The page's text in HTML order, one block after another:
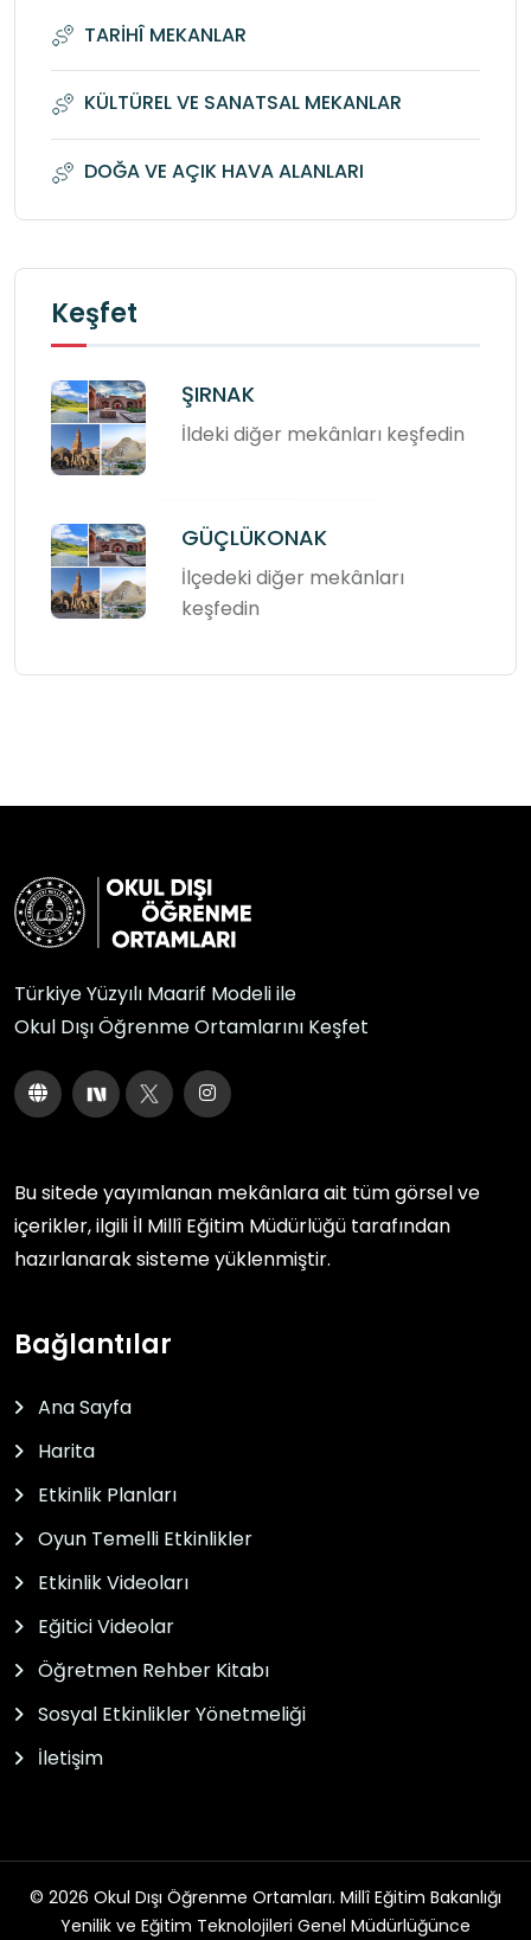
TARİHÎ MEKANLAR
KÜLTÜREL VE SANATSAL MEKANLAR
DOĞA VE AÇIK HAVA ALANLARI
Keşfet
ŞIRNAK
İldeki diğer mekânları keşfedin
GÜÇLÜKONAK
İlçedeki diğer mekânları
keşfedin
Türkiye Yüzyılı Maarif Modeli ile
Okul Dışı Öğrenme Ortamlarını Keşfet
Bu sitede yayımlanan mekânlara ait tüm görsel ve
içerikler, ilgili İl Millî Eğitim Müdürlüğü tarafından
hazırlanarak sisteme yüklenmiştir.
Bağlantılar
Ana Sayfa
Harita
Etkinlik Planları
Oyun Temelli Etkinlikler
Etkinlik Videoları
Eğitici Videolar
Öğretmen Rehber Kitabı
Sosyal Etkinlikler Yönetmeliği
İletişim
© 2026 Okul Dışı Öğrenme Ortamları. Millî Eğitim Bakanlığı
Yenilik ve Eğitim Teknolojileri Genel Müdürlüğünce